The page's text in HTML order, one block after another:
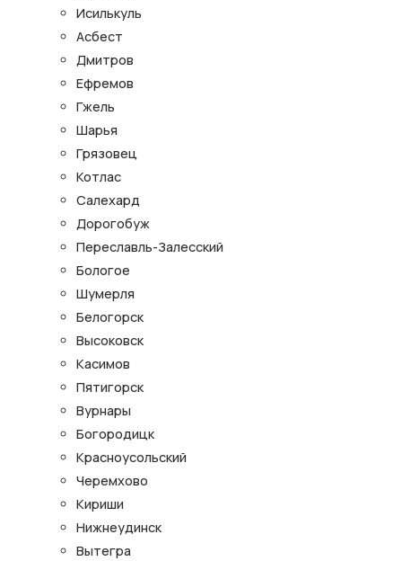
Исилькуль
Асбест
Дмитров
Ефремов
Гжель
Шарья
Грязовец
Котлас
Салехард
Дорогобуж
Переславль-Залесский
Бологое
Шумерля
Белогорск
Высоковск
Касимов
Пятигорск
Вурнары
Богородицк
Красноусольский
Черемхово
Кириши
Нижнеудинск
Вытегра